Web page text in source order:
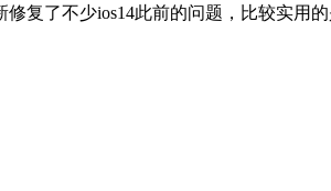
复了不少ios14此前的问题，比较实用的